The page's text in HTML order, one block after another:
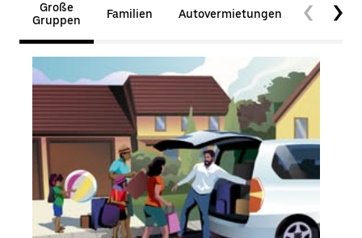
Große
Gruppen
Familien Autovermietungen